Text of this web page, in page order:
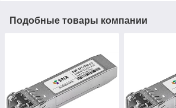
Подобные товары компании